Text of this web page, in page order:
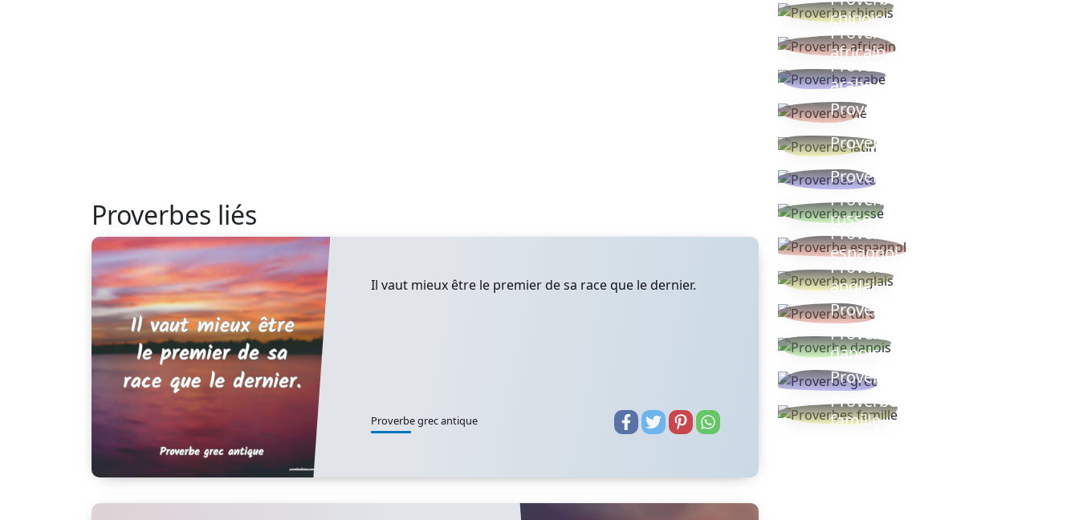
Proverbes liés
Il vaut mieux être le premier de sa race que le dernier.
Proverbe grec antique
chinois
Proverbe
africain
Proverbe
arabe
Proverbe vie
Proverbe latin
Proverbes ete
Proverbe
russe
Proverbe
espagnol
Proverbe
anglais
Proverbe turc
Proverbe
danois
Proverbe grec
Proverbes
famille